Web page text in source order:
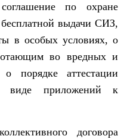
по охране
выдачи СИЗ,
в особых условиях, о
во вредных и
порядке аттестации
виде приложений к
договора